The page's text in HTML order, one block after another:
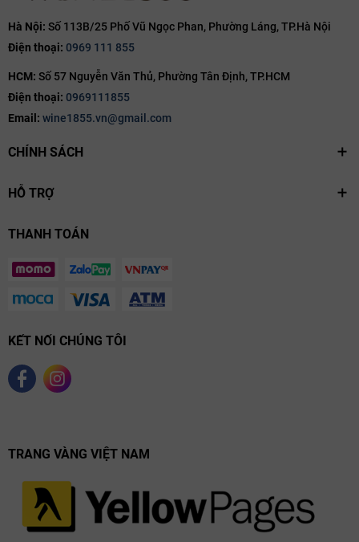
Đậm đà
Dễ tiếp cận
Giàu tầng hương
lẫn người yêu Belgian Ale lâu năm.
Phiên bản chai lớn sang trọng
Tiệc cùng bạn bè
Pairing món ăn
Thưởng thức cuối tuần
Quà tặng bia nhập khẩu cao cấp
phẩm trở nên sang trọng và nổi bật hơn.
Hà Nội: Số 113B/25 Phố Vũ Ngọc Phan, Phường Láng, TP.Hà Nội
Điện thoại: 0969 111 855
HCM: Số 57 Nguyễn Văn Thủ, Phường Tân Định, TP.HCM
Điện thoại: 0969111855
Email: wine1855.vn@gmail.com
CHÍNH SÁCH
HỖ TRỢ
THANH TOÁN
KẾT NỐI CHÚNG TÔI
TRANG VÀNG VIỆT NAM